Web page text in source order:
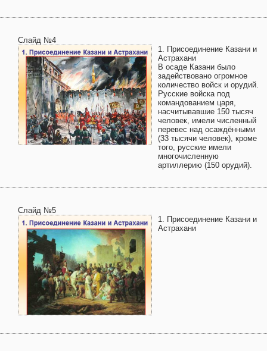
Слайд №4
1. Присоединение Казани и
Астрахани
В осаде Казани было
задействовано огромное
количество войск и орудий.
Русские войска под
командованием царя,
насчитывавшие 150 тысяч
человек, имели численный
перевес над осаждёнными
(33 тысячи человек), кроме
того, русские имели
многочисленную
артиллерию (150 орудий).
Слайд №5
1. Присоединение Казани и
Астрахани